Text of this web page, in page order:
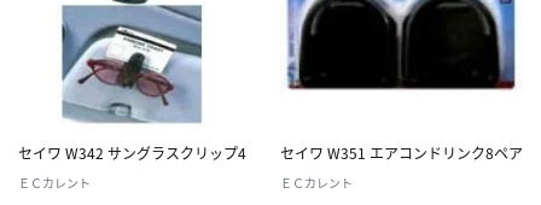
セイワ W342 サングラスクリップ4
ＥＣカレント
セイワ W351 エアコンドリンク8ペア
ＥＣカレント